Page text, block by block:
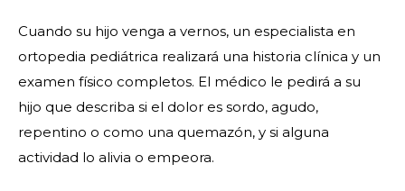
Cuando su hijo venga a vernos, un especialista en
ortopedia pediátrica realizará una historia clínica y un
examen físico completos. El médico le pedirá a su
hijo que describa si el dolor es sordo, agudo,
repentino o como una quemazón, y si alguna
actividad lo alivia o empeora.